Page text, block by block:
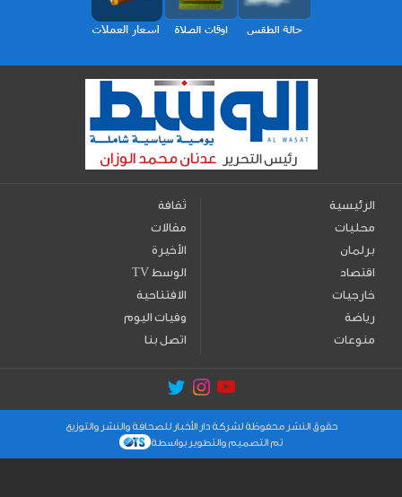
الرئيسية
محليات
برلمان
اقتصاد
خارجيات
رياضة
منوعات
ثقافة
مقالات
الأخيرة
TV الوسط
الافتتاحية
وفيات اليوم
اتصل بنا
حقوق النشر محفوظة لشركة دار الأخبار للصحافة والنشر والتوزيع
تم التصميم والتطوير بواسطة